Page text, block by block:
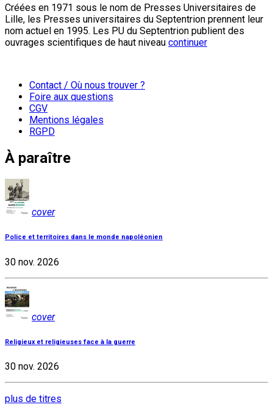
Créées en 1971 sous le nom de Presses Universitaires de
Lille, les Presses universitaires du Septentrion prennent leur
nom actuel en 1995. Les PU du Septentrion publient des
ouvrages scientifiques de haut niveau continuer
Contact / Où nous trouver ?
Foire aux questions
CGV
Mentions légales
RGPD
À paraître
cover
Police et territoires dans le monde napoléonien
30 nov. 2026
cover
Religieux et religieuses face à la guerre
30 nov. 2026
plus de titres